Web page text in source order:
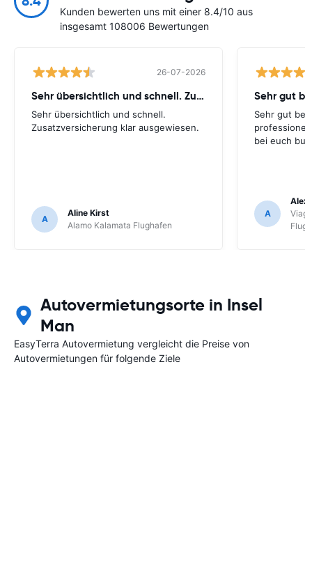
Kunden bewerten uns mit einer 8.4/10 aus
insgesamt 108006 Bewertungen
26-07-2026
Sehr übersichtlich und schnell. Zusatzversicherung
Sehr übersichtlich und schnell.
Zusatzversicherung klar ausgewiesen.
A
Aline Kirst
Alamo Kalamata Flughafen
Sehr gut
Sehr gut bei
bei euch
A
Alex
Autovermietungsorte in Insel
Man
EasyTerra Autovermietung vergleicht die Preise von
Autovermietungen für folgende Ziele